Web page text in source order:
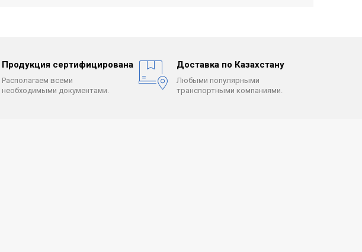
Продукция сертифицирована
Располагаем всеми
необходимыми документами.
Доставка по Казахстану
Любыми популярными
транспортными компаниями.